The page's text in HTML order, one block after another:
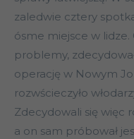
zaledwie cztery
ósme miejsce w lidze.
problemy,
operację w Nowym
rozwścieczyło
Zdecydowali się więc
a on sam próbował